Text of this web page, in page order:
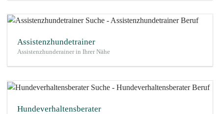
Assistenzhundetrainer
Assistenzhunderainer in Ihrer Nähe
Hundeverhaltensberater